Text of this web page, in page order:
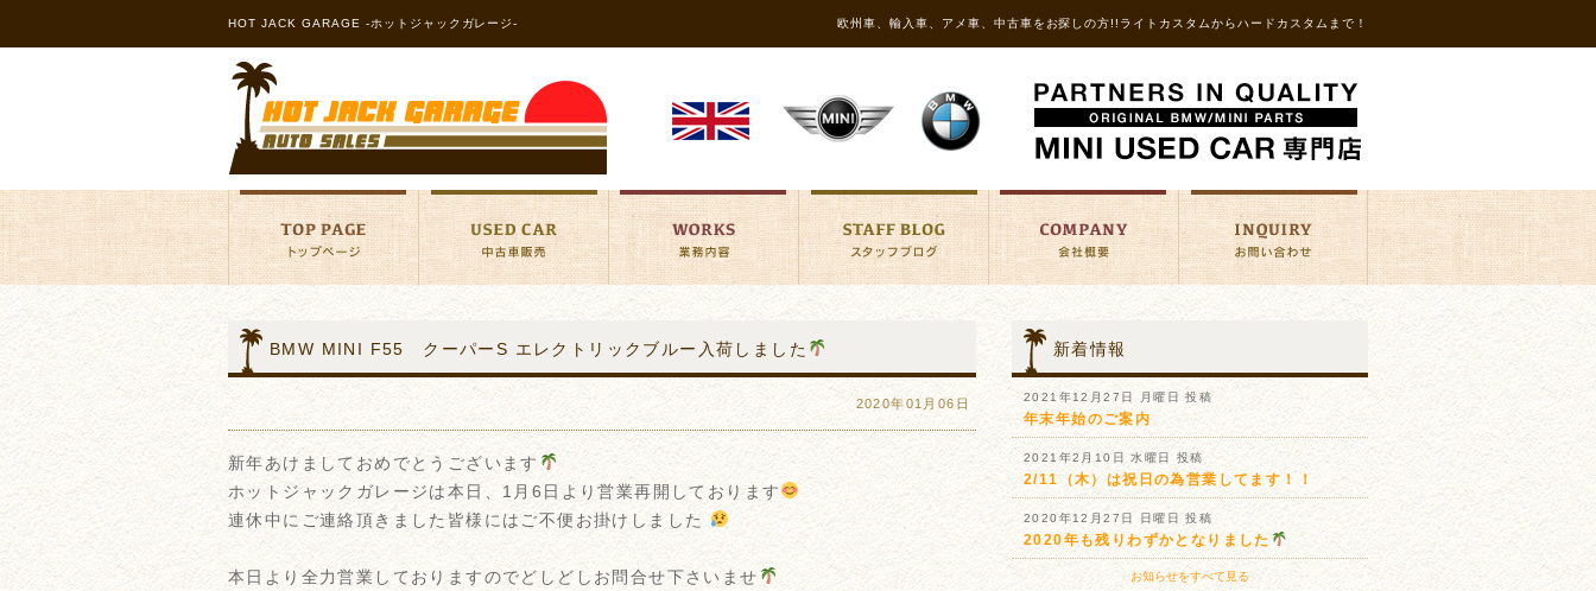
HOT JACK GARAGE -ホットジャックガレージ- 欧州車、輸入車、アメ車、中古車をお探しの方!!ライトカスタムからハードカスタムまで！
BMW MINI F55 クーパーS エレクトリックブルー入荷しました
2020年01月06日
新年あけましておめでとうございます
ホットジャックガレージは本日、1月6日より営業再開しております
連休中にご連絡頂きました皆様にはご不便お掛けしました
本日より全力営業しておりますのでどしどしお問合せ下さいませ
新着情報
2021年12月27日 月曜日 投稿
年末年始のご案内
2021年2月10日 水曜日 投稿
2/11（木）は祝日の為営業してます！！
2020年12月27日 日曜日 投稿
2020年も残りわずかとなりました
お知らせをすべて見る